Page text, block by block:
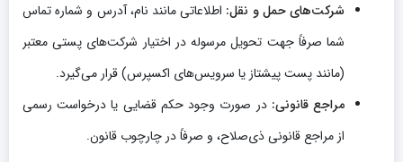
شرکت‌های حمل و نقل: اطلاعاتی مانند نام، آدرس و شماره تماس
شما صرفاً جهت تحویل مرسوله در اختیار شرکت‌های پستی معتبر
(مانند پست پیشتاز یا سرویس‌های اکسپرس) قرار می‌گیرد.
مراجع قانونی: در صورت وجود حکم قضایی یا درخواست رسمی
از مراجع قانونی ذی‌صلاح، و صرفاً در چارچوب قانون.